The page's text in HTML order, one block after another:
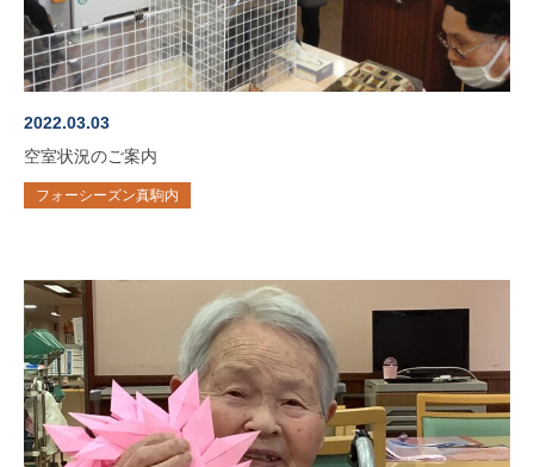
2022.03.03
空室状況のご案内
フォーシーズン真駒内